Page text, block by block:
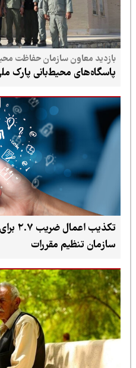
بازدید معاون سازمان حفاظت محیط
پاسگاه‌های محیط‌بانی پارک ملی
تکذیب اعمال
سازمان تنظیم مقررات